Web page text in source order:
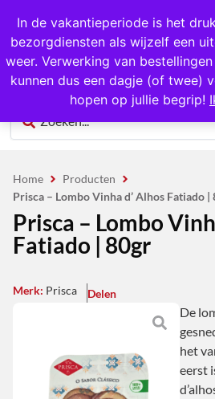
In de vakantieperiode is het
bezorgdiensten als wijzelf een
weer. Verwerking van
kunnen dus een dagje (of twee)
hopen op jullie begrip!
1000+ producten
Home
Producten
Prisca – Lombo Vinha d’ Alhos Fatiado |
Prisca – Lombo
Fatiado | 80gr
Merk: Prisca Delen
De
het
eerst